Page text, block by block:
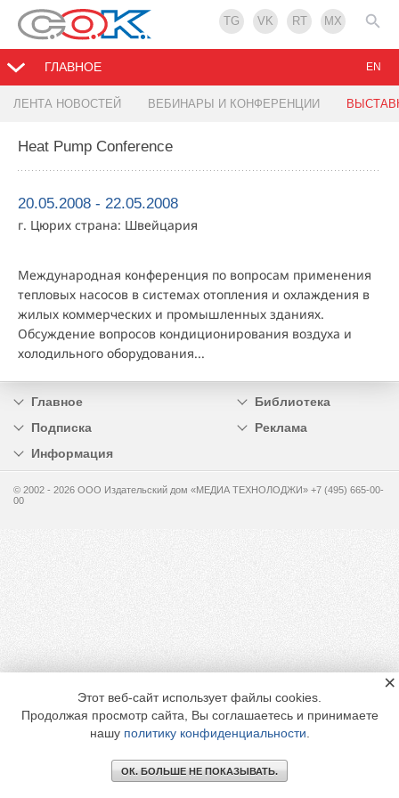
TG VK RT MX
ГЛАВНОЕ
ЛЕНТА НОВОСТЕЙ ВЕБИНАРЫ И КОНФЕРЕНЦИИ
EN
Heat Pump Conference
20.05.2008 - 22.05.2008
г. Цюрих страна: Швейцария
Международная конференция по вопросам применения
тепловых насосов в системах отопления и охлаждения в
жилых коммерческих и промышленных зданиях.
Обсуждение вопросов кондиционирования воздуха и
холодильного оборудования...
Главное
Библиотека
Подписка
Реклама
Информация
© 2002 - 2026 OOO Издательский дом «МЕДИА ТЕХНОЛОДЖИ» +7 (495) 665-00-
00
Этот веб-сайт использует файлы cookies.
Продолжая просмотр сайта, Вы соглашаетесь и принимаете
нашу политику конфиденциальности
ОК. БОЛЬШЕ НЕ ПОКАЗЫВАТЬ.
×